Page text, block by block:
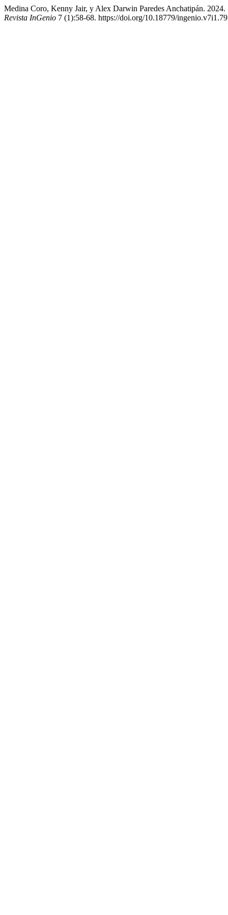
Medina Coro, Kenny Jair, y Alex Darwin Paredes Anchatipán.
Revista InGenio 7 (1):58-68. https://doi.org/10.18779/